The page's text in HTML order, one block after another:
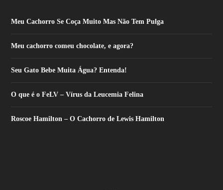
Meu Cachorro Se Coça Muito Mas Não Tem Pulga
Meu cachorro comeu chocolate, e agora?
Seu Gato Bebe Muita Água? Entenda!
O que é o FeLV – Vírus da Leucemia Felina
Roscoe Hamilton – O Cachorro de Lewis Hamilton